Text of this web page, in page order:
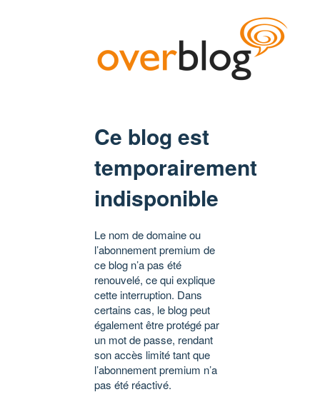
Ce blog est
temporairement
indisponible
Le nom de domaine ou
l’abonnement premium de
ce blog n’a pas été
renouvelé, ce qui explique
cette interruption. Dans
certains cas, le blog peut
également être protégé par
un mot de passe, rendant
son accès limité tant que
l’abonnement premium n’a
pas été réactivé.